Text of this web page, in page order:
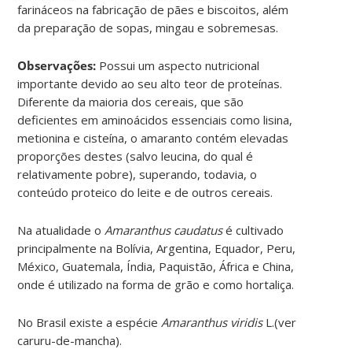
farináceos na fabricação de pães e biscoitos, além
da preparação de sopas, mingau e sobremesas.
Observações: Possui um aspecto nutricional
importante devido ao seu alto teor de proteínas.
Diferente da maioria dos cereais, que são
deficientes em aminoácidos essenciais como lisina,
metionina e cisteína, o amaranto contém elevadas
proporções destes (salvo leucina, do qual é
relativamente pobre), superando, todavia, o
conteúdo proteico do leite e de outros cereais.
Na atualidade o Amaranthus caudatusé cultivado
principalmente na Bolívia, Argentina, Equador, Peru,
México, Guatemala, Índia, Paquistão, África e China,
onde é utilizado na forma de grão e como hortaliça.
No Brasil existe a espécie Amaranthus viridisL.(ver
caruru-de-mancha).